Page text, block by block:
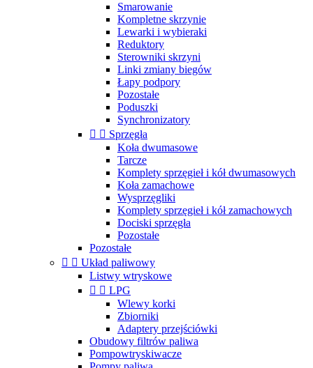
Smarowanie
Kompletne skrzynie
Lewarki i wybieraki
Reduktory
Sterowniki skrzyni
Linki zmiany biegów
Łapy podpory
Pozostałe
Poduszki
Synchronizatory
  Sprzęgła
Koła dwumasowe
Tarcze
Komplety sprzęgieł i kół dwumasowych
Koła zamachowe
Wysprzęgliki
Komplety sprzęgieł i kół zamachowych
Dociski sprzęgła
Pozostałe
Pozostałe
  Układ paliwowy
Listwy wtryskowe
  LPG
Wlewy korki
Zbiorniki
Adaptery przejściówki
Obudowy filtrów paliwa
Pompowtryskiwacze